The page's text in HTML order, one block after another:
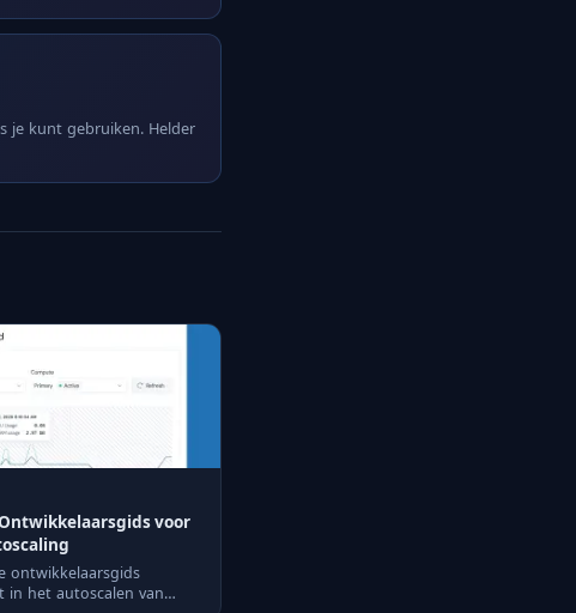
je kunt gebruiken. Helder
voor
ontwikkelaarsgids
in het autoscalen van